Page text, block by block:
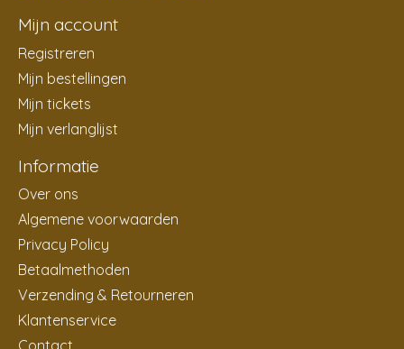
Mijn account
Registreren
Mijn bestellingen
Mijn tickets
Mijn verlanglijst
Informatie
Over ons
Algemene voorwaarden
Privacy Policy
Betaalmethoden
Verzending & Retourneren
Klantenservice